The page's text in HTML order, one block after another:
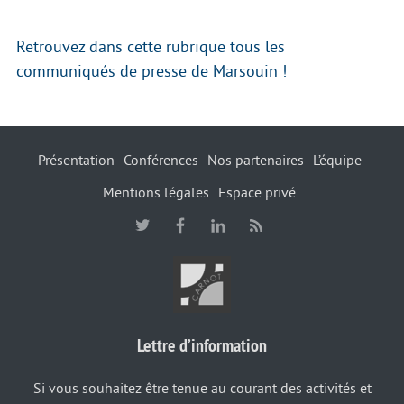
Retrouvez dans cette rubrique tous les
communiqués de presse de Marsouin !
Présentation Conférences Nos partenaires
L’équipe
Mentions légales
Espace privé
Lettre d’information
Si vous souhaitez être tenue au courant des activités et